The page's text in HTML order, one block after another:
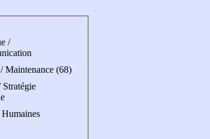
/
Maintenance (68)
Humaines